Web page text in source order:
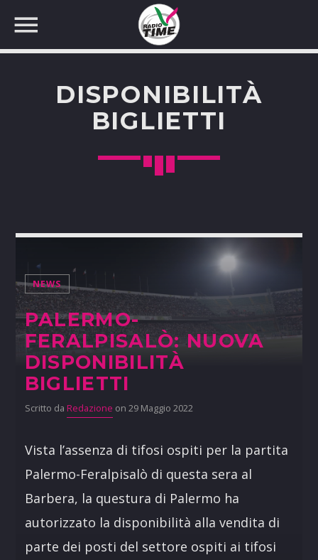
CERCA NEL SITO WEB:
DISPONIBILITÀ
BIGLIETTI
NEWS
PALERMO-
FERALPISALÒ: NUOVA
DISPONIBILITÀ
BIGLIETTI
Scritto da Redazione on 29 Maggio 2022
Vista l’assenza di tifosi ospiti per la partita
Palermo-Feralpisalò di questa sera al
Barbera, la questura di Palermo ha
autorizzato la disponibilità alla vendita di
parte dei posti del settore ospiti ai tifosi